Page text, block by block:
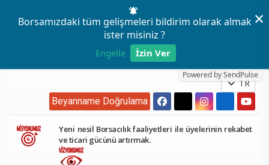
Borsamızdaki tüm gelişmeleri bildirim olarak almak
ister misiniz ?
Engelle İzin Ver
Powered by SendPulse
×
TR
Beyanname Doğrulama
Yeni nesil Borsacılık faaliyetleri ile üyelerinin rekabet
ve ticari gücünü artırmak.